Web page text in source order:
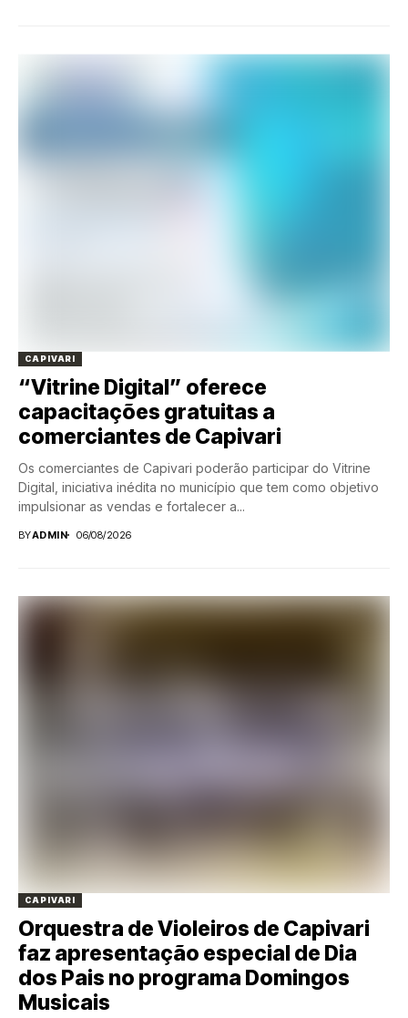
CAPIVARI
“Vitrine Digital” oferece
capacitações gratuitas a
comerciantes de Capivari
Os comerciantes de Capivari poderão participar do Vitrine
Digital, iniciativa inédita no município que tem como objetivo
impulsionar as vendas e fortalecer a...
BYADMIN 06/08/2026
CAPIVARI
Orquestra de Violeiros de Capivari
faz apresentação especial de Dia
dos Pais no programa Domingos
Musicais